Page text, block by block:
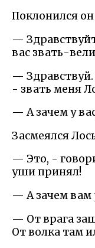
Поклонился
—
вас звать-
— Здравствуй.
- звать меня
— А зачем у
Засмеялся
— Это, -
уши принял!
— А зачем вам
— От врага
От волка там